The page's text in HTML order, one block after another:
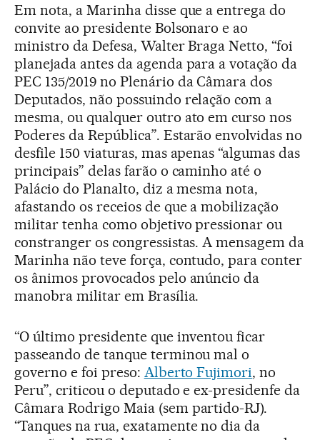
Em nota, a Marinha disse que a entrega do
convite ao presidente Bolsonaro e ao
ministro da Defesa, Walter Braga Netto, “foi
planejada antes da agenda para a votação da
PEC 135/2019 no Plenário da Câmara dos
Deputados, não possuindo relação com a
mesma, ou qualquer outro ato em curso nos
Poderes da República”. Estarão envolvidas no
desfile 150 viaturas, mas apenas “algumas das
principais” delas farão o caminho até o
Palácio do Planalto, diz a mesma nota,
afastando os receios de que a mobilização
militar tenha como objetivo pressionar ou
constranger os congressistas. A mensagem da
Marinha não teve força, contudo, para conter
os ânimos provocados pelo anúncio da
manobra militar em Brasília.
“O último presidente que inventou ficar
passeando de tanque terminou mal o
governo e foi preso: Alberto Fujimori, no
Peru”, criticou o deputado e ex-presidenfe da
Câmara Rodrigo Maia (sem partido-RJ).
“Tanques na rua, exatamente no dia da